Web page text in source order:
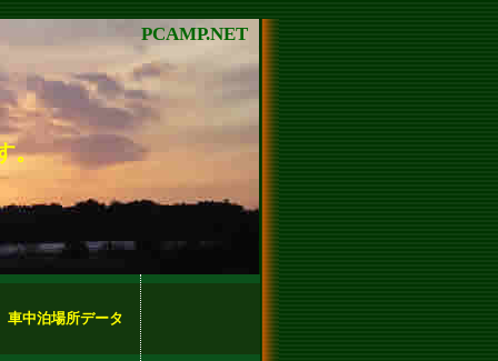
。
PCAMP.NET
車中泊場所データ